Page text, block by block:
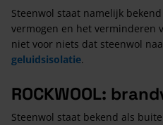
Steenwol staat namelijk
vermogen en het verminderen
niet voor niets dat steenwol
geluidsisolatie.
ROCKWOOL:
Steenwol staat bekend als